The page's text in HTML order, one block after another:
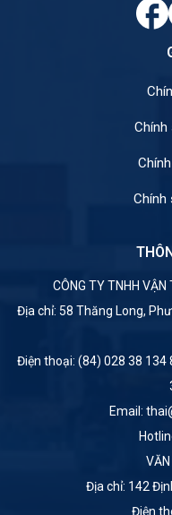
Chính
Chính
CÔNG TY TNHH VẬN
Địa chỉ: 58 Thăng Long,
Điện thoại: (84) 028 38
Email:
VĂN
Địa chỉ: 142
Điện